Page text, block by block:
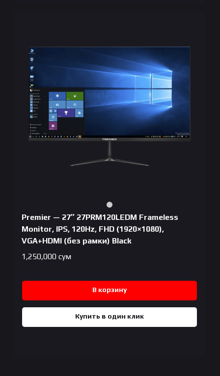
Premier — 27″ 27PRM120LEDM Frameless
Monitor, IPS, 120Hz, FHD (1920×1080),
VGA+HDMI (без рамки) Black
1,250,000 сум
В корзину
Купить в один клик